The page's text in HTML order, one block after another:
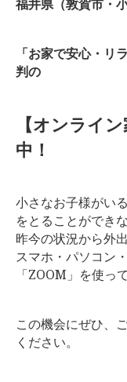
福井県（敦賀市・小
「お家で安心・リ
判の
【オンライ
中！
小さなお子様がい
をとることができな
昨今の状況から外
スマホ・パソコン
「ZOOM」を使っ
この機会にぜひ、
ください。